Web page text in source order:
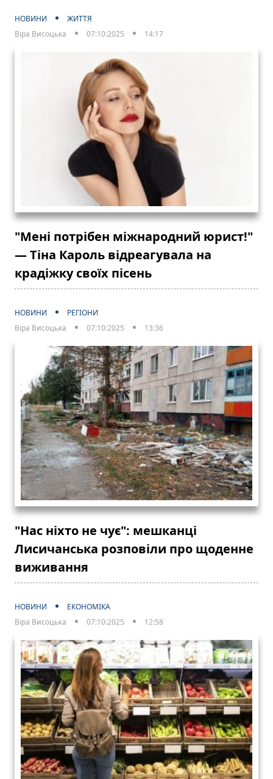
НОВИНИ
ЖИТТЯ
Віра Висоцька
07:10:2025 14:17
"Мені потрібен міжнародний юрист!"
— Тіна Кароль відреагувала на
крадіжку своїх пісень
НОВИНИ
РЕГІОНИ
Віра Висоцька
07:10:2025 13:36
"Нас ніхто не чує": мешканці
Лисичанська розповіли про щоденне
виживання
НОВИНИ
ЕКОНОМІКА
Віра Висоцька
07:10:2025 12:58